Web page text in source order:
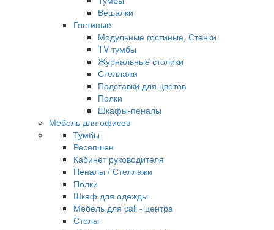
Вешалки
Гостиные
Модульные гостиные, Стенки
TV тумбы
Журнальные столики
Стеллажи
Подставки для цветов
Полки
Шкафы-пеналы
Мебель для офисов
Тумбы
Ресепшен
Кабинет руководителя
Пеналы / Стеллажи
Полки
Шкаф для одежды
Мебель для call - центра
Столы